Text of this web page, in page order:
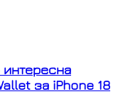
за iPhone 18